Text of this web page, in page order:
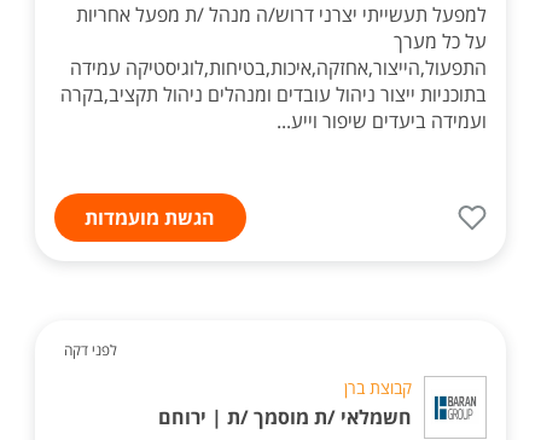
למפעל תעשייתי יצרני דרוש/ה מנהל /ת מפעל אחריות
על כל מערך
התפעול,הייצור,אחזקה,איכות,בטיחות,לוגיסטיקה עמידה
בתוכניות ייצור ניהול עובדים ומנהלים ניהול תקציב,בקרה
ועמידה ביעדים שיפור וייע...
הגשת מועמדות
לפני דקה
קבוצת ברן
חשמלאי /ת מוסמך /ת | ירוחם